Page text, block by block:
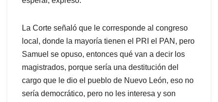
La Corte señaló que le corresponde al congreso
local, donde la mayoría tienen el PRI el PAN, pero
Samuel se opuso, entonces qué van a decir los
magistrados, porque sería una destitución del
cargo que le dio el pueblo de Nuevo León, eso no
sería democrático, pero no les interesa y son